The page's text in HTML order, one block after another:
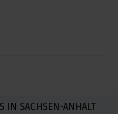
IN SACHSEN-ANHALT